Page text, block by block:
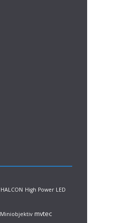
HALCON High Power LED
Miniobjektiv mvtec